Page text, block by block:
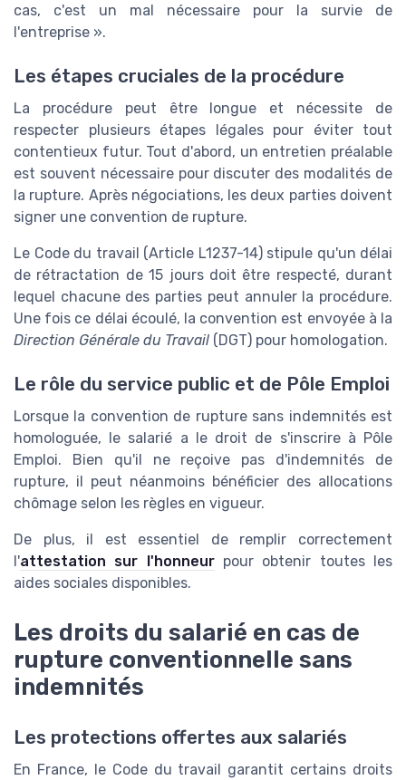
cas, c'est un mal nécessaire pour la survie de
l'entreprise ».
Les étapes cruciales de la procédure
La procédure peut être longue et nécessite de
respecter plusieurs étapes légales pour éviter tout
contentieux futur. Tout d'abord, un entretien préalable
est souvent nécessaire pour discuter des modalités de
la rupture. Après négociations, les deux parties doivent
signer une convention de rupture.
Le Code du travail (Article L1237-14) stipule qu'un délai
de rétractation de 15 jours doit être respecté, durant
lequel chacune des parties peut annuler la procédure.
Une fois ce délai écoulé, la convention est envoyée à la
Direction Générale du Travail (DGT) pour homologation.
Le rôle du service public et de Pôle Emploi
Lorsque la convention de rupture sans indemnités est
homologuée, le salarié a le droit de s'inscrire à Pôle
Emploi. Bien qu'il ne reçoive pas d'indemnités de
rupture, il peut néanmoins bénéficier des allocations
chômage selon les règles en vigueur.
De plus, il est essentiel de remplir correctement
l'attestation sur l'honneurpour obtenir toutes les
aides sociales disponibles.
Les droits du salarié en cas de
rupture conventionnelle sans
indemnités
Les protections offertes aux salariés
En France, le Code du travail garantit certains droits